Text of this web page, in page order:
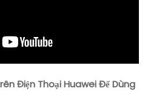
Điện Thoại Huawei Để Dùng